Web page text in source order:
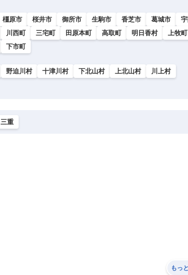
橿原市 桜井市 御所市 生駒市 香芝市 葛城市
川西町 三宅町 田原本町 高取町 明日香村
上牧町
下市町
野迫川村 十津川村 下北山村 上北山村
川上村
三重
もっ